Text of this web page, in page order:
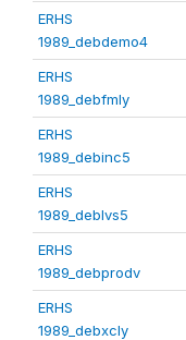
ERHS
1989_debdemo4
ERHS
1989_debfmly
ERHS
1989_debinc5
ERHS
1989_deblvs5
ERHS
1989_debprodv
ERHS
1989_debxcly